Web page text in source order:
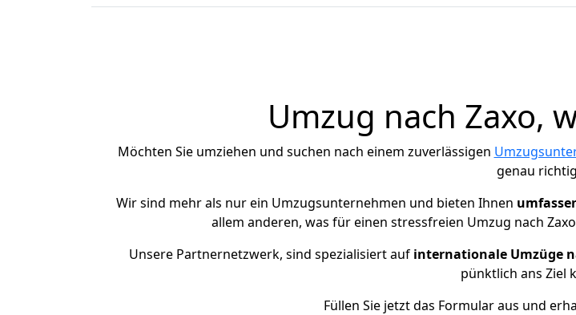
Umzug nach Zaxo,
Möchten Sie umziehen und suchen nach einem zuverlässigen
genau
Wir sind mehr als nur ein Umzugsunternehmen und bieten Ihnen
allem anderen, was für einen stressfreien Umzug nach
Unsere Partnernetzwerk, sind spezialisiert auf internationale Umzüge
pünktlich ans Ziel
Füllen Sie jetzt das Formular aus und